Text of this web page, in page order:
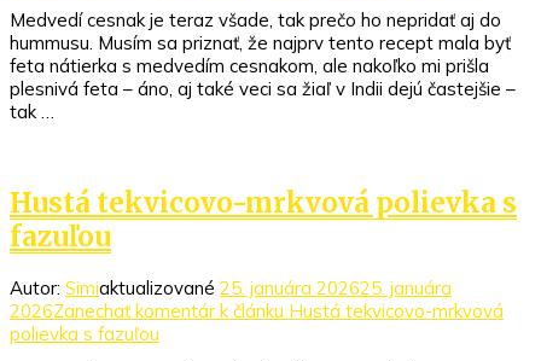
Medvedí cesnak je teraz všade, tak prečo ho nepridať aj do
hummusu. Musím sa priznať, že najprv tento recept mala byť
feta nátierka s medvedím cesnakom, ale nakoľko mi prišla
plesnivá feta – áno, aj také veci sa žiaľ v Indii dejú častejšie –
tak …
Hustá tekvicovo-mrkvová polievka s
fazuľou
Autor: Simiaktualizované 25. januára 202625. januára
2026Zanechať komentár k článku Hustá tekvicovo-mrkvová
polievka s fazuľou